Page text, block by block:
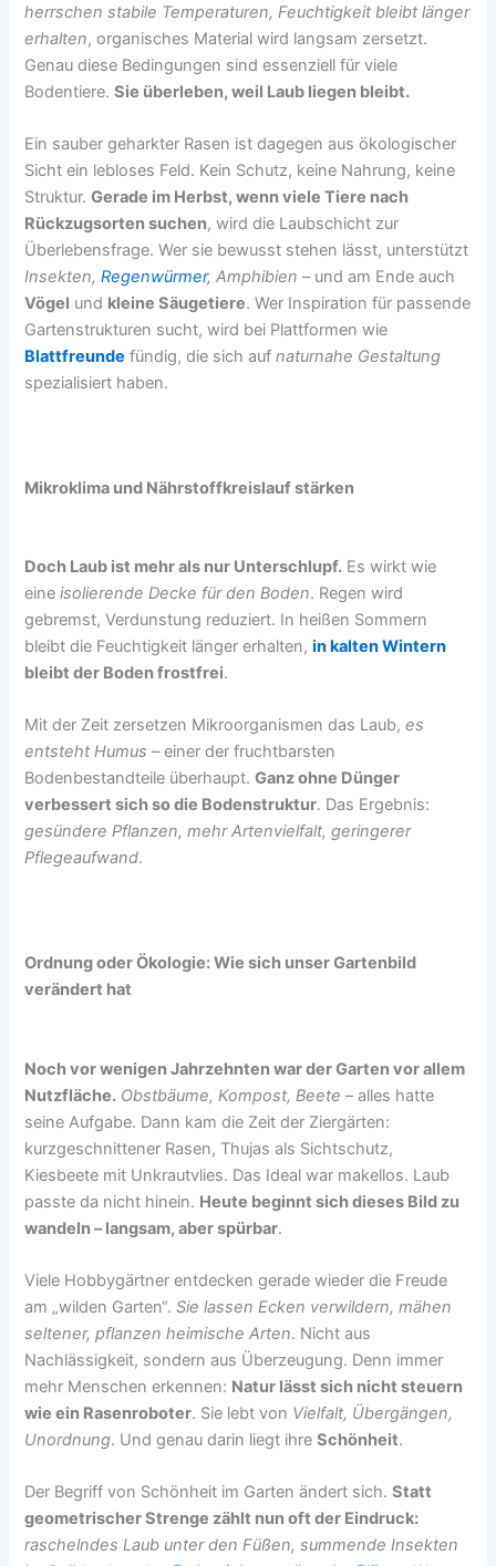
herrschen stabile Temperaturen, Feuchtigkeit bleibt länger
erhalten, organisches Material wird langsam zersetzt.
Genau diese Bedingungen sind essenziell für viele
Bodentiere.Sie überleben, weil Laub liegen bleibt.
Ein sauber geharkter Rasen ist dagegen aus ökologischer
Sicht ein lebloses Feld. Kein Schutz, keine Nahrung, keine
Struktur.Gerade im Herbst, wenn viele Tiere nach
Rückzugsorten suchen, wird die Laubschicht zur
Überlebensfrage. Wer sie bewusst stehen lässt, unterstützt
Insekten,Regenwürmer, Amphibien – und am Ende auch
Vögel und kleine Säugetiere. Wer Inspiration für passende
Gartenstrukturen sucht, wird bei Plattformen wie
Blattfreunde fündig, die sich aufnaturnahe Gestaltung
spezialisiert haben.
Mikroklima und Nährstoffkreislauf stärken
Doch Laub ist mehr als nur Unterschlupf. Es wirkt wie
eineisolierende Decke für den Boden. Regen wird
gebremst, Verdunstung reduziert. In heißen Sommern
bleibt die Feuchtigkeit länger erhalten,in kalten Wintern
bleibt der Boden frostfrei.
Mit der Zeit zersetzen Mikroorganismen das Laub,es
entsteht Humus – einer der fruchtbarsten
Bodenbestandteile überhaupt.Ganz ohne Dünger
verbessert sich so die Bodenstruktur. Das Ergebnis:
gesündere Pflanzen, mehr Artenvielfalt, geringerer
Pflegeaufwand.
Ordnung oder Ökologie: Wie sich unser Gartenbild
verändert hat
Noch vor wenigen Jahrzehnten war der Garten vor allem
Nutzfläche. Obstbäume, Kompost, Beete – alles hatte
seine Aufgabe. Dann kam die Zeit der Ziergärten:
kurzgeschnittener Rasen, Thujas als Sichtschutz,
Kiesbeete mit Unkrautvlies. Das Ideal war makellos. Laub
passte da nicht hinein. Heute beginnt sich dieses Bild zu
wandeln – langsam, aber spürbar.
Viele Hobbygärtner entdecken gerade wieder die Freude
am „wilden Garten“.Sie lassen Ecken verwildern, mähen
seltener, pflanzen heimische Arten. Nicht aus
Nachlässigkeit, sondern aus Überzeugung. Denn immer
mehr Menschen erkennen: Natur lässt sich nicht steuern
wie ein Rasenroboter. Sie lebt von Vielfalt, Übergängen,
Unordnung. Und genau darin liegt ihreSchönheit.
Der Begriff von Schönheit im Garten ändert sich.Statt
geometrischer Strenge zählt nun oft der Eindruck:
raschelndes Laub unter den Füßen, summende Insekten